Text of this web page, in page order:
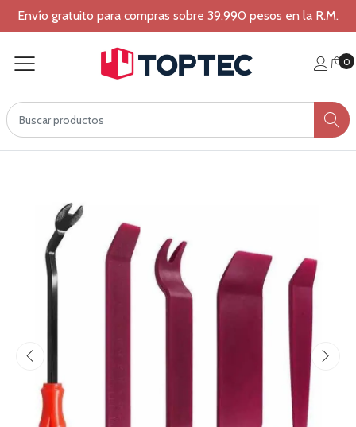
Envío gratuito para compras sobre 39.990 pesos en la R.M.
0